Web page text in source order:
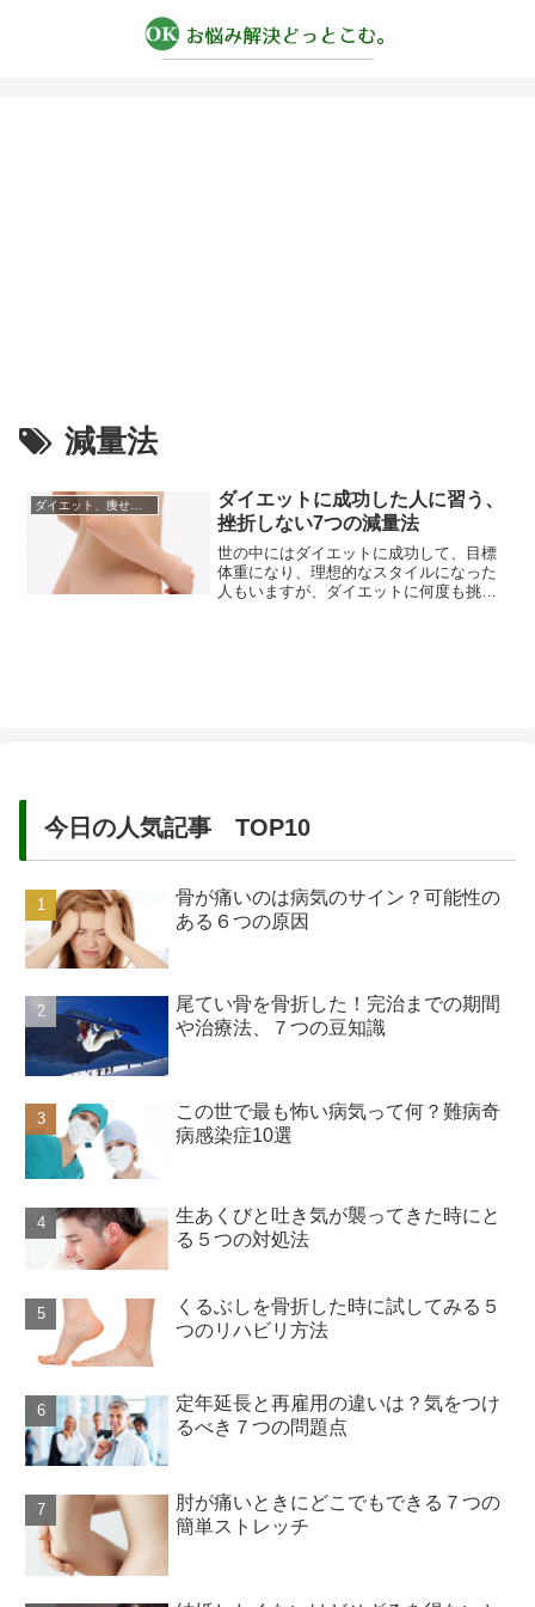
減量法
ダイエット、痩せる方法
ダイエットに成功した人に習う、
挫折しない7つの減量法
世の中にはダイエットに成功して、目標
体重になり、理想的なスタイルになった
人もいますが、ダイエットに何度も挑戦
今日の人気記事 TOP10
骨が痛いのは病気のサイン？可能性の
ある６つの原因
尾てい骨を骨折した！完治までの期間
や治療法、７つの豆知識
この世で最も怖い病気って何？難病奇
病感染症10選
生あくびと吐き気が襲ってきた時にと
る５つの対処法
くるぶしを骨折した時に試してみる５
つのリハビリ方法
定年延長と再雇用の違いは？気をつけ
るべき７つの問題点
肘が痛いときにどこでもできる７つの
簡単ストレッチ